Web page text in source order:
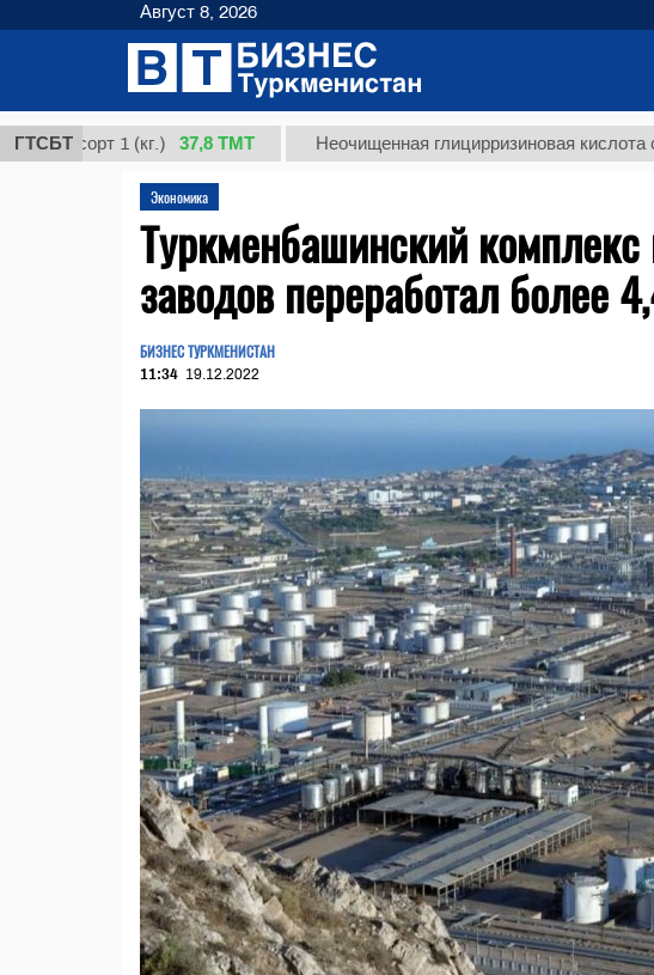
ГТСБТ
сорт 1 (кг.) 37,8 ТМТ Неочищенная глицирризиновая кислота
Экономика
Туркменбашинский
заводов переработал более
БИЗНЕС ТУРКМЕНИСТАН
11:34 19.12.2022
Август 8, 2026